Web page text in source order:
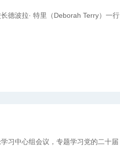
德波拉· 特里（Deborah Terry）一行
习中心组会议，专题学习党的二十届